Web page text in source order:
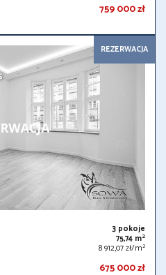
759 000 zł
REZERWACJA
3 pokoje
75,74 m2
8 912,07 zł/m2
675 000 zł